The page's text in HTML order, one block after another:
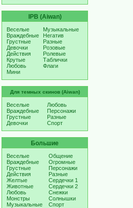
IPB (Aiwan)
Веселые
Враждебные
Грустные
Девочки
Действия
Крутые
Любовь
Мини
Музыкальные
Негатив
Разные
Розовые
Ролевые
Таблички
Флаги
Для темных скинов (Aiwan)
Веселые
Враждебные
Грустные
Девочки
Любовь
Персонажи
Разные
Спорт
Большие
Веселые
Враждебные
Грустные
Действия
Желтые
Животные
Любовь
Монстры
Музыкальные
Общение
Огромные
Персонажи
Разные
Сердечки 1
Сердечки 2
Снежки
Солнышки
Спорт